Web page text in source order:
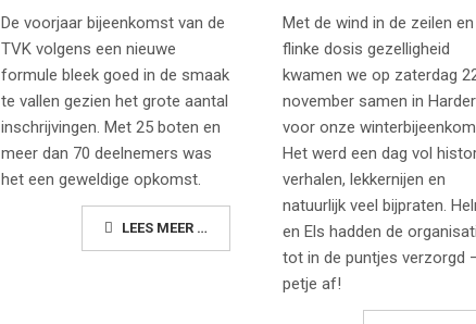
De voorjaar bijeenkomst van de
TVK volgens een nieuwe
formule bleek goed in de smaak
te vallen gezien het grote aantal
inschrijvingen. Met 25 boten en
meer dan 70 deelnemers was
het een geweldige opkomst.
LEES MEER …
Met de wind in de zeilen
flinke dosis gezelligheid
kwamen we op zaterdag
november samen in
voor onze
Het werd een dag vol
verhalen, lekkernijen en
natuurlijk veel bijpraten.
en Els hadden de
tot in de puntjes verzorgd
petje af!